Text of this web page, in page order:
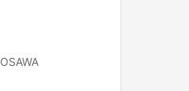
OSAWA